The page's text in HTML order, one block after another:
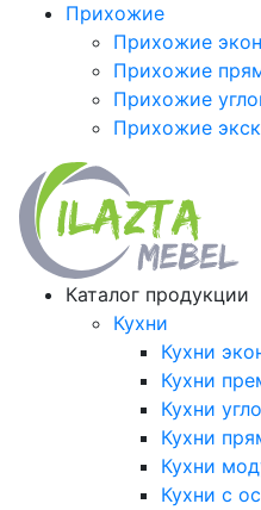
Прихожие
Прихожие
Прихожие
Прихожие
Прихожие
Каталог продукции
Кухни
Кухни
Кухни
Кухни
Кухни
Кухни
Кухни с